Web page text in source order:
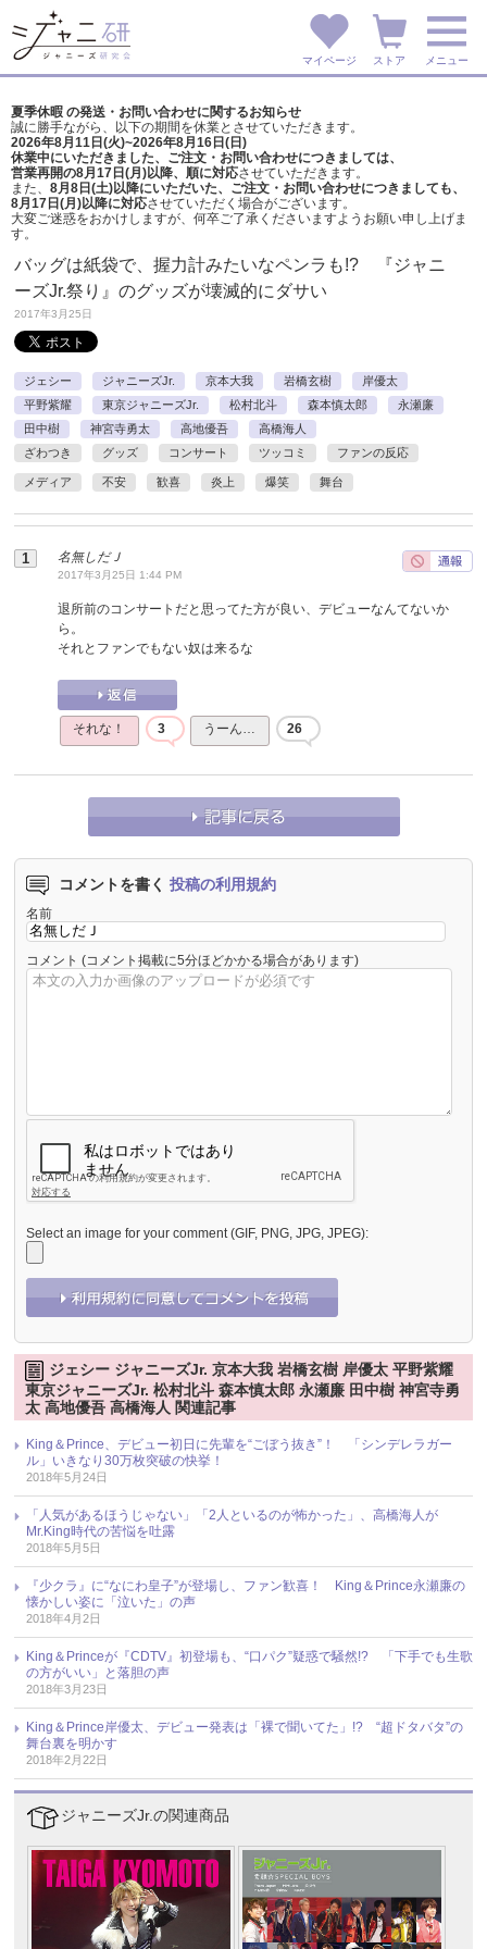
マイページ ストア メニュー
夏季休暇 の発送・お問い合わせに関するお知らせ
誠に勝手ながら、以下の期間を休業とさせていただきます。
2026年8月11日(火)~2026年8月16日(日)
休業中にいただきました、ご注文・お問い合わせにつきましては、
営業再開の8月17日(月)以降、順に対応させていただきます。
また、 8月8日(土)以降にいただいた、ご注文・ お問い合わせにつきましても、
8月17日(月)以降に対応させていただく場合がございます。
大変ご迷惑をおかけしますが、 何卒ご了承くださいますようお願い申し上げま
す。
バッグは紙袋で、握力計みたいなペンラも!? 『ジャニ
ーズJr.祭り』のグッズが壊滅的にダサい
2017年3月25日
ジェシー ジャニーズJr. 京本大我 岩橋玄樹
岸優太
平野紫耀
東京ジャニーズJr. 松村北斗 森本慎太郎
永瀬廉
田中樹
神宮寺勇太 高地優吾
高橋海人
ざわつき
グッズ コンサート ツッコミ ファンの反応
メディア 不安 歓喜 炎上 爆笑 舞台
名無しだＪ
2017年3月25日 1:44 PM
退所前のコンサートだと思ってた方が良い、デビューなんてないか
ら。
それとファンでもない奴は来るな
それな！ 3 うーん… 26
コメントを書く 投稿の利用規約
名前
コメント (コメント掲載に5分ほどかかる場合があります)
Select an image for your comment (GIF, PNG, JPG, JPEG):
ジェシー ジャニーズJr. 京本大我 岩橋玄樹 岸優太 平野紫耀
東京ジャニーズJr. 松村北斗 森本慎太郎 永瀬廉 田中樹 神宮寺勇
太 高地優吾 高橋海人 関連記事
King＆Prince、デビュー初日に先輩を“ごぼう抜き”！ 「シンデレラガー
ル」いきなり30万枚突破の快挙！
2018年5月24日
「人気があるほうじゃない」「2人といるのが怖かった」、高橋海人が
Mr.King時代の苦悩を吐露
2018年5月5日
『少クラ』に“なにわ皇子”が登場し、ファン歓喜！ King＆Prince永瀬廉の
懐かしい姿に「泣いた」の声
2018年4月2日
King＆Princeが『CDTV』初登場も、“口パク”疑惑で騒然!? 「下手でも生歌
の方がいい」と落胆の声
2018年3月23日
King＆Prince岸優太、デビュー発表は「裸で聞いてた」!? “超ドタバタ”の
舞台裏を明かす
2018年2月22日
ジャニーズJr.の関連商品